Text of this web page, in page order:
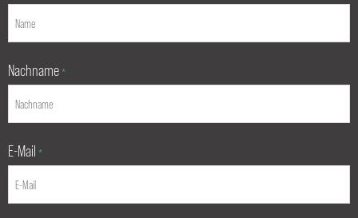
Nachname *
E-Mail *